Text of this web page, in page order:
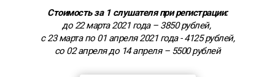
Стоимость за 1 слушателя при регистрации:
до 22 марта 2021 года – 3850 рублей,
с 23 марта по 01 апреля 2021 года - 4125 рублей,
со 02 апреля до 14 апреля – 5500 рублей